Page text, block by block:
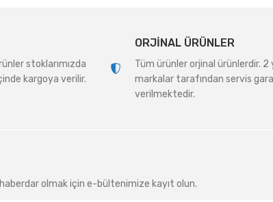
stoklarımızda
kargoya verilir.
ORJİNAL ÜRÜNLER
Tüm ürünler orjinal ürünlerdir. 2
markalar tarafından servis
verilmektedir.
olmak için e-bültenimize kayıt olun.